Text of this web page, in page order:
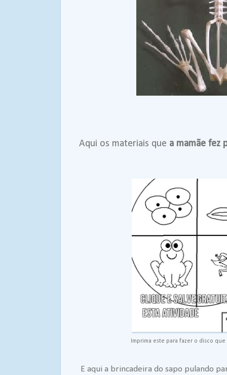
Aqui os materiais que a mamãe fez
Imprima este para fazer o disco
E aqui a brincadeira do sapo pulando